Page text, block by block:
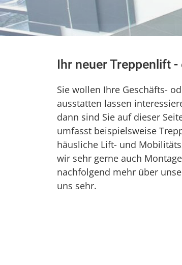
Ihr neuer Treppenlift
Sie wollen Ihre Geschäfts-
ausstatten lassen
dann sind Sie auf dieser
umfasst beispielsweise
häusliche Lift- und
wir sehr gerne auch
nachfolgend mehr über
uns sehr.